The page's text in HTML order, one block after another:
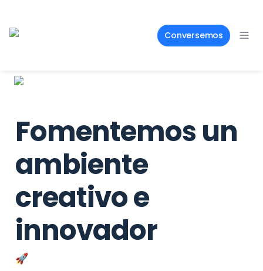
Conversemos
Fomentemos un
ambiente
creativo e
innovador
🚀